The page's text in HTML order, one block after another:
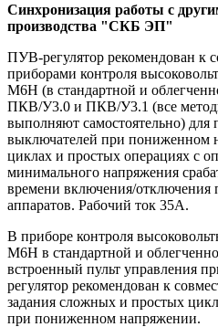
Синхронизация работы с
производства "СКБ ЭП"
ПУВ-регулятор рекомендован к
приборами контроля
М6Н (в стандартной и
ПКВ/У3.0 и ПКВ/У3.1 (все
выполняют самостоятельно) для
выключателей при пониженном
циклах и простых операциях с
минимального напряжения
времени включения/
аппаратов. Рабочий ток 35А.
В приборе контроля
М6Н в стандартной и
встроенный пульт управления
регулятор рекомендован к
задания сложных и простых
при пониженном напряжении.